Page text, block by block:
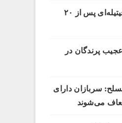
بازگشت عموهای فیتیله‌ای پس از ۲۰
پرندگان در
سربازان دارای